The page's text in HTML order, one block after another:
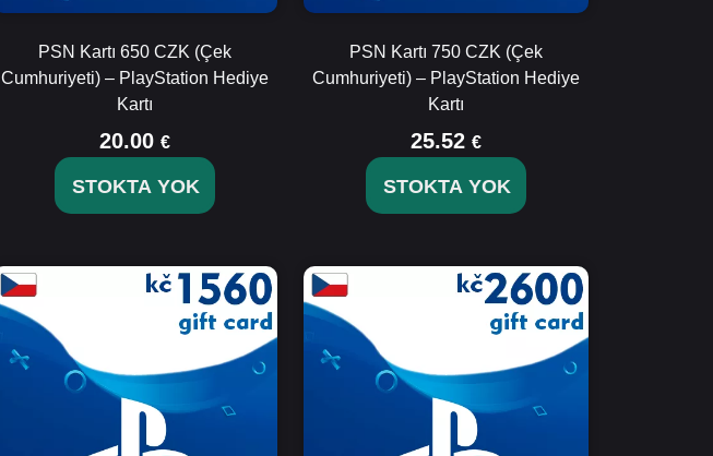
PSN Kartı 650 CZK (Çek
Cumhuriyeti) – PlayStation Hediye
Kartı
20.00 €
STOKTA YOK
PSN Kartı 750 CZK (Çek
Cumhuriyeti) – PlayStation Hediye
Kartı
25.52 €
STOKTA YOK